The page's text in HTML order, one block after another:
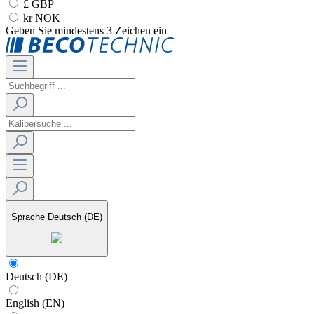
£ GBP
kr NOK
Geben Sie mindestens 3 Zeichen ein
Sprache Deutsch (DE)
Deutsch (DE)
English (EN)